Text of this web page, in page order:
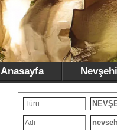
Anasayfa
Türü
Adı